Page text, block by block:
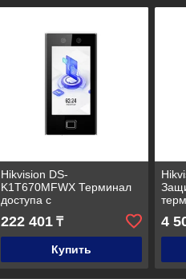
Hikvision DS-
K1T670MFWX Терминал
доступа с
распознаванием лиц
222 401₸
Купить
DS-
4